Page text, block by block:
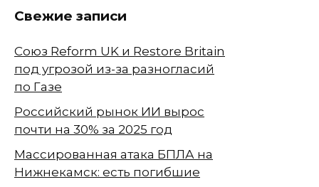
Свежие записи
Союз Reform UK и Restore Britain
под угрозой из-за разногласий
по Газе
Российский рынок ИИ вырос
почти на 30% за 2025 год
Массированная атака БПЛА на
Нижнекамск: есть погибшие